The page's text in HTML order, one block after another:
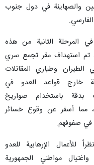
والصهاينة في دول جنوب
المرحلة الثانية من هذه
تم استهداف مقر تجمع سري
الطيران وطياري المقاتلات
خارج قواعد العدو في
بدقة باستخدام صواريخ
مما أسفر عن وقوع خسائر
صفوفهم.
للأعمال الإرهابية للعدو
واغتيال مواطني الجمهورية